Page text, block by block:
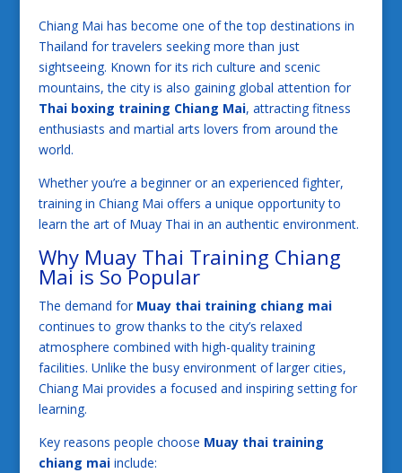
Chiang Mai has become one of the top destinations in
Thailand for travelers seeking more than just
sightseeing. Known for its rich culture and scenic
mountains, the city is also gaining global attention for
Thai boxing training Chiang Mai, attracting fitness
enthusiasts and martial arts lovers from around the
world.
Whether you’re a beginner or an experienced fighter,
training in Chiang Mai offers a unique opportunity to
learn the art of Muay Thai in an authentic environment.
Why Muay Thai Training Chiang
Mai is So Popular
The demand for Muay thai training chiang mai
continues to grow thanks to the city’s relaxed
atmosphere combined with high-quality training
facilities. Unlike the busy environment of larger cities,
Chiang Mai provides a focused and inspiring setting for
learning.
Key reasons people choose Muay thai training
chiang maiinclude: